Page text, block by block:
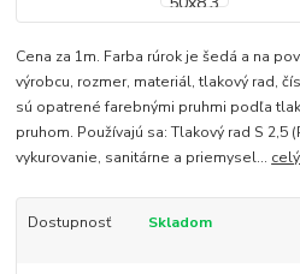
Cena za 1m. Farba rúrok je šedá a na
výrobcu, rozmer, materiál, tlakový rad,
sú opatrené farebnými pruhmi podľa
pruhom. Používajú sa: Tlakový rad S 2,5
vykurovanie, sanitárne a priemysel...
Dostupnosť Skladom